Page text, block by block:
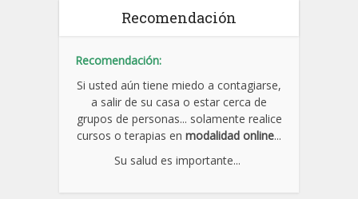
Recomendación
Recomendación:
Si usted aún tiene miedo a contagiarse,
a salir de su casa o estar cerca de
grupos de personas... solamente realice
cursos o terapias en modalidad online...
Su salud es importante...